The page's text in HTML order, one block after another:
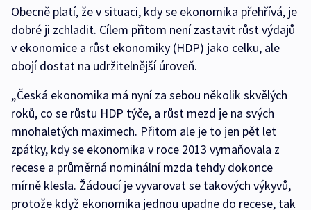
Obecně platí, že v situaci, kdy se ekonomika přehřívá, je
dobré ji zchladit. Cílem přitom není zastavit růst výdajů
v ekonomice a růst ekonomiky (HDP) jako celku, ale
obojí dostat na udržitelnější úroveň.
„Česká ekonomika má nyní za sebou několik skvělých
roků, co se růstu HDP týče, a růst mezd je na svých
mnohaletých maximech. Přitom ale je to jen pět let
zpátky, kdy se ekonomika v roce 2013 vymaňovala z
recese a průměrná nominální mzda tehdy dokonce
mírně klesla. Žádoucí je vyvarovat se takových výkyvů,
protože když ekonomika jednou upadne do recese, tak